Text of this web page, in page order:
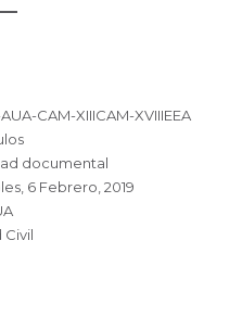
CAM-XIIICAM-XVIIIEEA
documental
6 Febrero, 2019
Civil